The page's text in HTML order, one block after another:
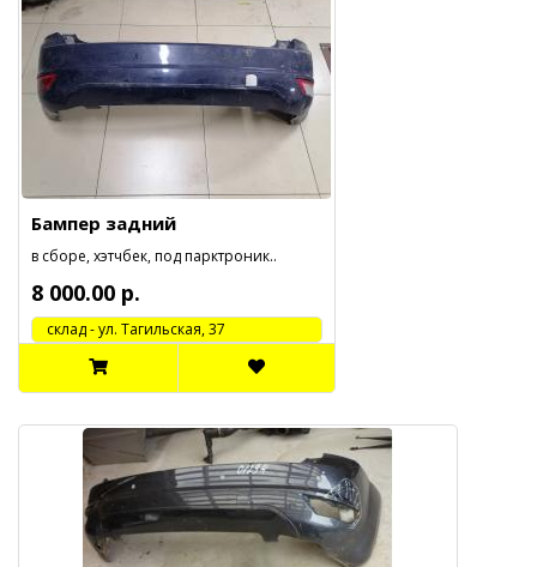
Бампер задний
в сборе, хэтчбек, под парктроник..
8 000.00 р.
cклад - ул. Тагильская, 37